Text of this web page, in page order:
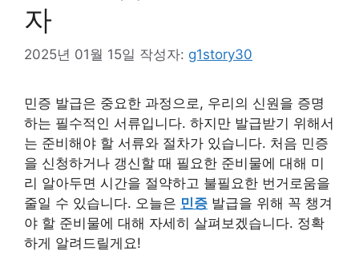
자
2025년 01월 15일 작성자: g1story30
민증 발급은 중요한 과정으로, 우리의 신원을 증명
하는 필수적인 서류입니다. 하지만 발급받기 위해서
는 준비해야 할 서류와 절차가 있습니다. 처음 민증
을 신청하거나 갱신할 때 필요한 준비물에 대해 미
리 알아두면 시간을 절약하고 불필요한 번거로움을
줄일 수 있습니다. 오늘은 민증 발급을 위해 꼭 챙겨
야 할 준비물에 대해 자세히 살펴보겠습니다. 정확
하게 알려드릴게요!